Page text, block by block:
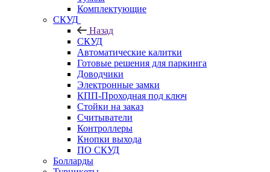
Комплектующие
СКУД
Назад
СКУД
Автоматические калитки
Готовые решения для паркинга
Доводчики
Электронные замки
КПП-Проходная под ключ
Стойки на заказ
Считыватели
Контроллеры
Кнопки выхода
ПО СКУД
Болларды